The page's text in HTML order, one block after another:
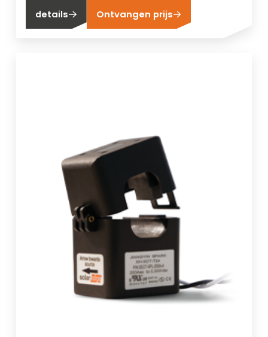
details Ontvangen prijs